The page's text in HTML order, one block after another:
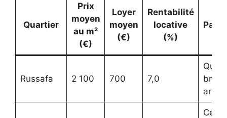
Quartier
Prix
moyen
au m²
(€)
Loyer
moyen
(€)
Rentabilité
locative
(%)
Russafa 2 100 700 7,0